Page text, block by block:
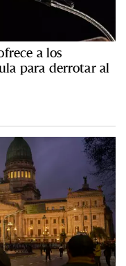
a los
para derrotar al